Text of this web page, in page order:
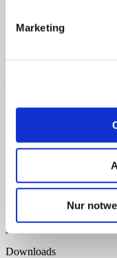
Marketing
Nur
Nur angemeldete
eine Rezension abgeben.
Ähnliche Produkte
Konzentrationsübungen
Enthält 7% reduzierte
Schnellansicht
Downloads